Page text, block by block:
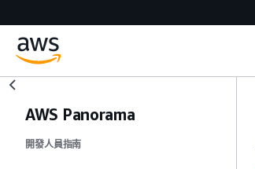
AWS Panorama
開發人員指南